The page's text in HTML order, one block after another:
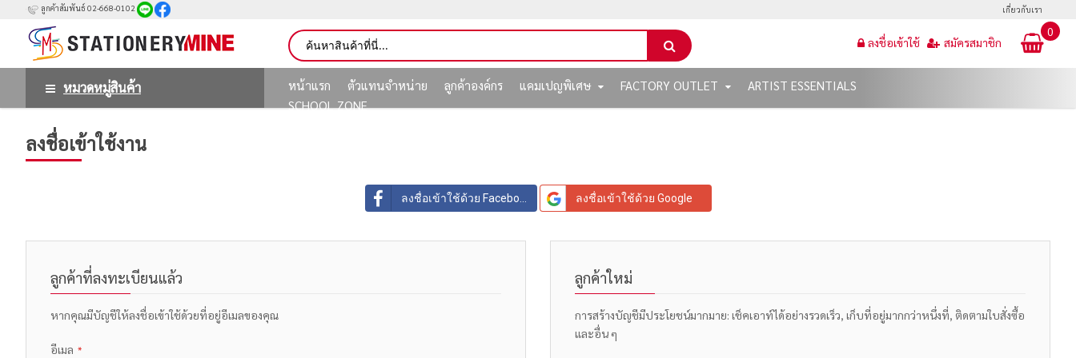
ลูกค้าสัมพันธ์ 02-668-0102 เกี่ยวกับเรา
0
ลงชื่อเข้าใช้ สมัครสมาชิก
หมวดหมู่สินค้า หน้าแรก ตัวแทนจำหน่าย ลูกค้าองค์กร แคมเปญพิเศษ FACTORY OUTLET
ARTIST ESSENTIALS
SCHOOL ZONE
ลงชื่อเข้าใช้งาน
ลงชื่อเข้าใช้ด้วย Facebook ลงชื่อเข้าใช้ด้วย Google
ลูกค้าที่ลงทะเบียนแล้ว
หากคุณมีบัญชีให้ลงชื่อเข้าใช้ด้วยที่อยู่อีเมลของคุณ
อีเมล
ลูกค้าใหม่
การสร้างบัญชีมีประโยชน์มากมาย: เช็คเอาท์ได้อย่างรวดเร็ว, เก็บที่อยู่มากกว่าหนึ่งที่, ติดตามใบสั่งซื้อ
และอื่น ๆ